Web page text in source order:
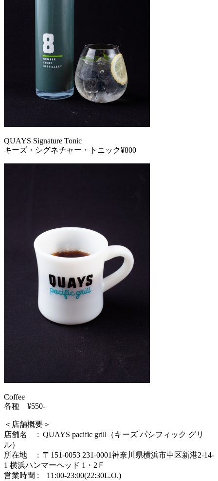
QUAYS Signature Tonic
キーズ・シグネチャー・トニック¥800
Coffee
各種 ¥550-
＜店舗概要＞
店舗名 : QUAYS pacific grill（キーズ パシフィック グリ
ル）
所在地 : 〒151-0053 231-0001神奈川県横浜市中区新港2-14-
1 横浜ハンマーヘッド 1・2Ｆ
営業時間 : 11:00-23:00(22:30L.O.)